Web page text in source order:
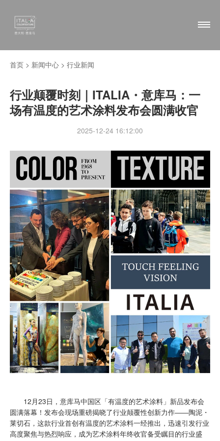
首页 > 新闻中心 > 行业新闻
行业颠覆时刻｜ITALIA・意库马：一
场有温度的艺术涂料发布会圆满收官
2025-12-24 16:12:00
12月23日，意库马中国区「有温度的艺术涂料」新品发布会
圆满落幕！发布会现场重磅揭晓了行业颠覆性创新力作——陶泥・
莱切石，这款行业首创有温度的艺术涂料一经推出，迅速引发行业
高度聚焦与热烈响应，成为艺术涂料年终收官备受瞩目的行业盛